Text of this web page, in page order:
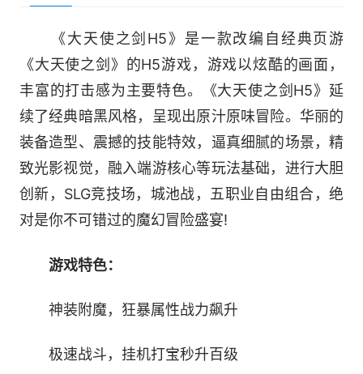
《大天使之剑H5》是一款改编自经典页游
《大天使之剑》的H5游戏，游戏以炫酷的画面，
丰富的打击感为主要特色。《大天使之剑H5》延
续了经典暗黑风格，呈现出原汁原味冒险。华丽的
装备造型、震撼的技能特效，逼真细腻的场景，精
致光影视觉，融入端游核心等玩法基础，进行大胆
创新，SLG竞技场，城池战，五职业自由组合，绝
对是你不可错过的魔幻冒险盛宴!
游戏特色：
神装附魔，狂暴属性战力飙升
极速战斗，挂机打宝秒升百级